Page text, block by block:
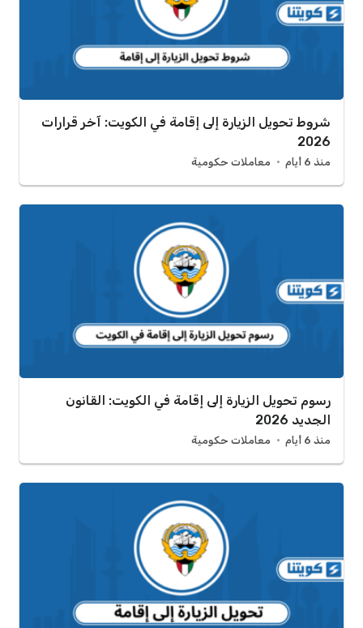
شروط تحويل الزيارة إلى إقامة في الكويت: آخر قرارات
2026
منذ 6 أيام معاملات حكومية
رسوم تحويل الزيارة إلى إقامة في الكويت: القانون
الجديد 2026
منذ 6 أيام معاملات حكومية